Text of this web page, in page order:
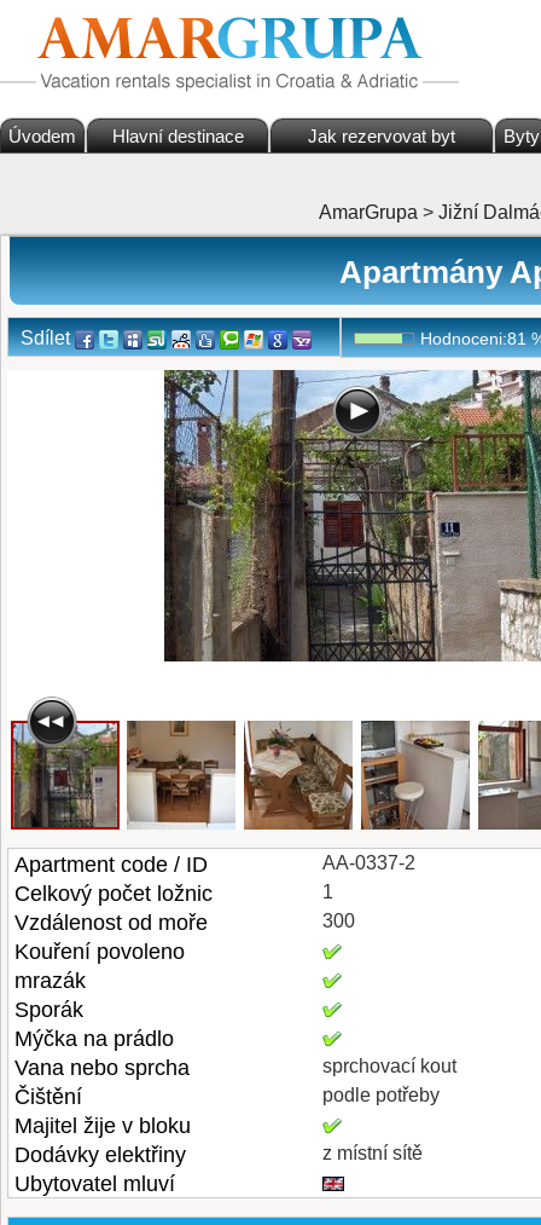
Úvodem Hlavní destinace Jak rezervovat byt Byty
AmarGrupa > Jižní
Apartmány
Sdílet Hodnoceni:81
Apartment code / ID AA-0337-2
Celkový počet ložnic 1
Vzdálenost od moře 300
Kouření povoleno
mrazák
Sporák
Mýčka na prádlo
Vana nebo sprcha
sprchovací kout
Čištění podle potřeby
Majitel žije v bloku
Dodávky elektřiny
z místní sítě
Ubytovatel mluví